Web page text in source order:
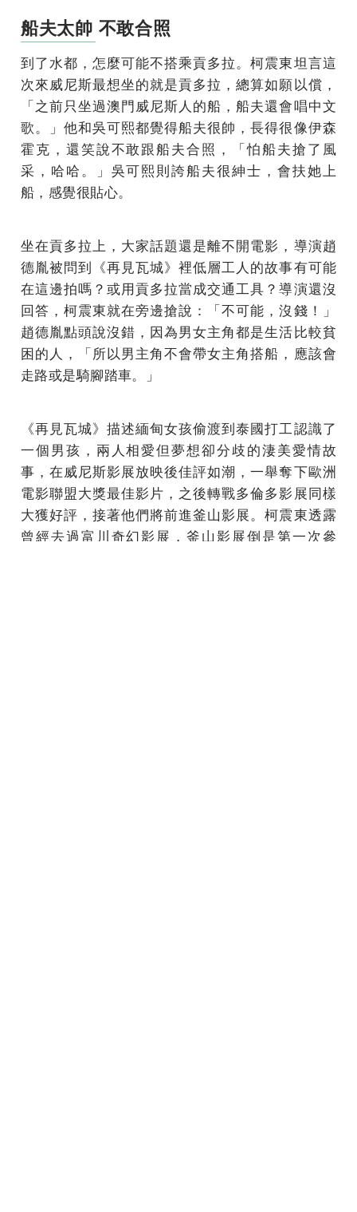
船夫太帥 不敢合照
到了水都，怎麼可能不搭乘貢多拉。柯震東坦言這
次來威尼斯最想坐的就是貢多拉，總算如願以償，
「之前只坐過澳門威尼斯人的船，船夫還會唱中文
歌。」他和吳可熙都覺得船夫很帥，長得很像伊森
霍克，還笑說不敢跟船夫合照，「怕船夫搶了風
采，哈哈。」吳可熙則誇船夫很紳士，會扶她上
船，感覺很貼心。
坐在貢多拉上，大家話題還是離不開電影，導演趙
德胤被問到《再見瓦城》裡低層工人的故事有可能
在這邊拍嗎？或用貢多拉當成交通工具？導演還沒
回答，柯震東就在旁邊搶說：「不可能，沒錢！」
趙德胤點頭說沒錯，因為男女主角都是生活比較貧
困的人，「所以男主角不會帶女主角搭船，應該會
走路或是騎腳踏車。」
《再見瓦城》描述緬甸女孩偷渡到泰國打工認識了
一個男孩，兩人相愛但夢想卻分歧的淒美愛情故
事，在威尼斯影展放映後佳評如潮，一舉奪下歐洲
電影聯盟大獎最佳影片，之後轉戰多倫多影展同樣
大獲好評，接著他們將前進釜山影展。柯震東透露
曾經去過富川奇幻影展，釜山影展倒是第一次參